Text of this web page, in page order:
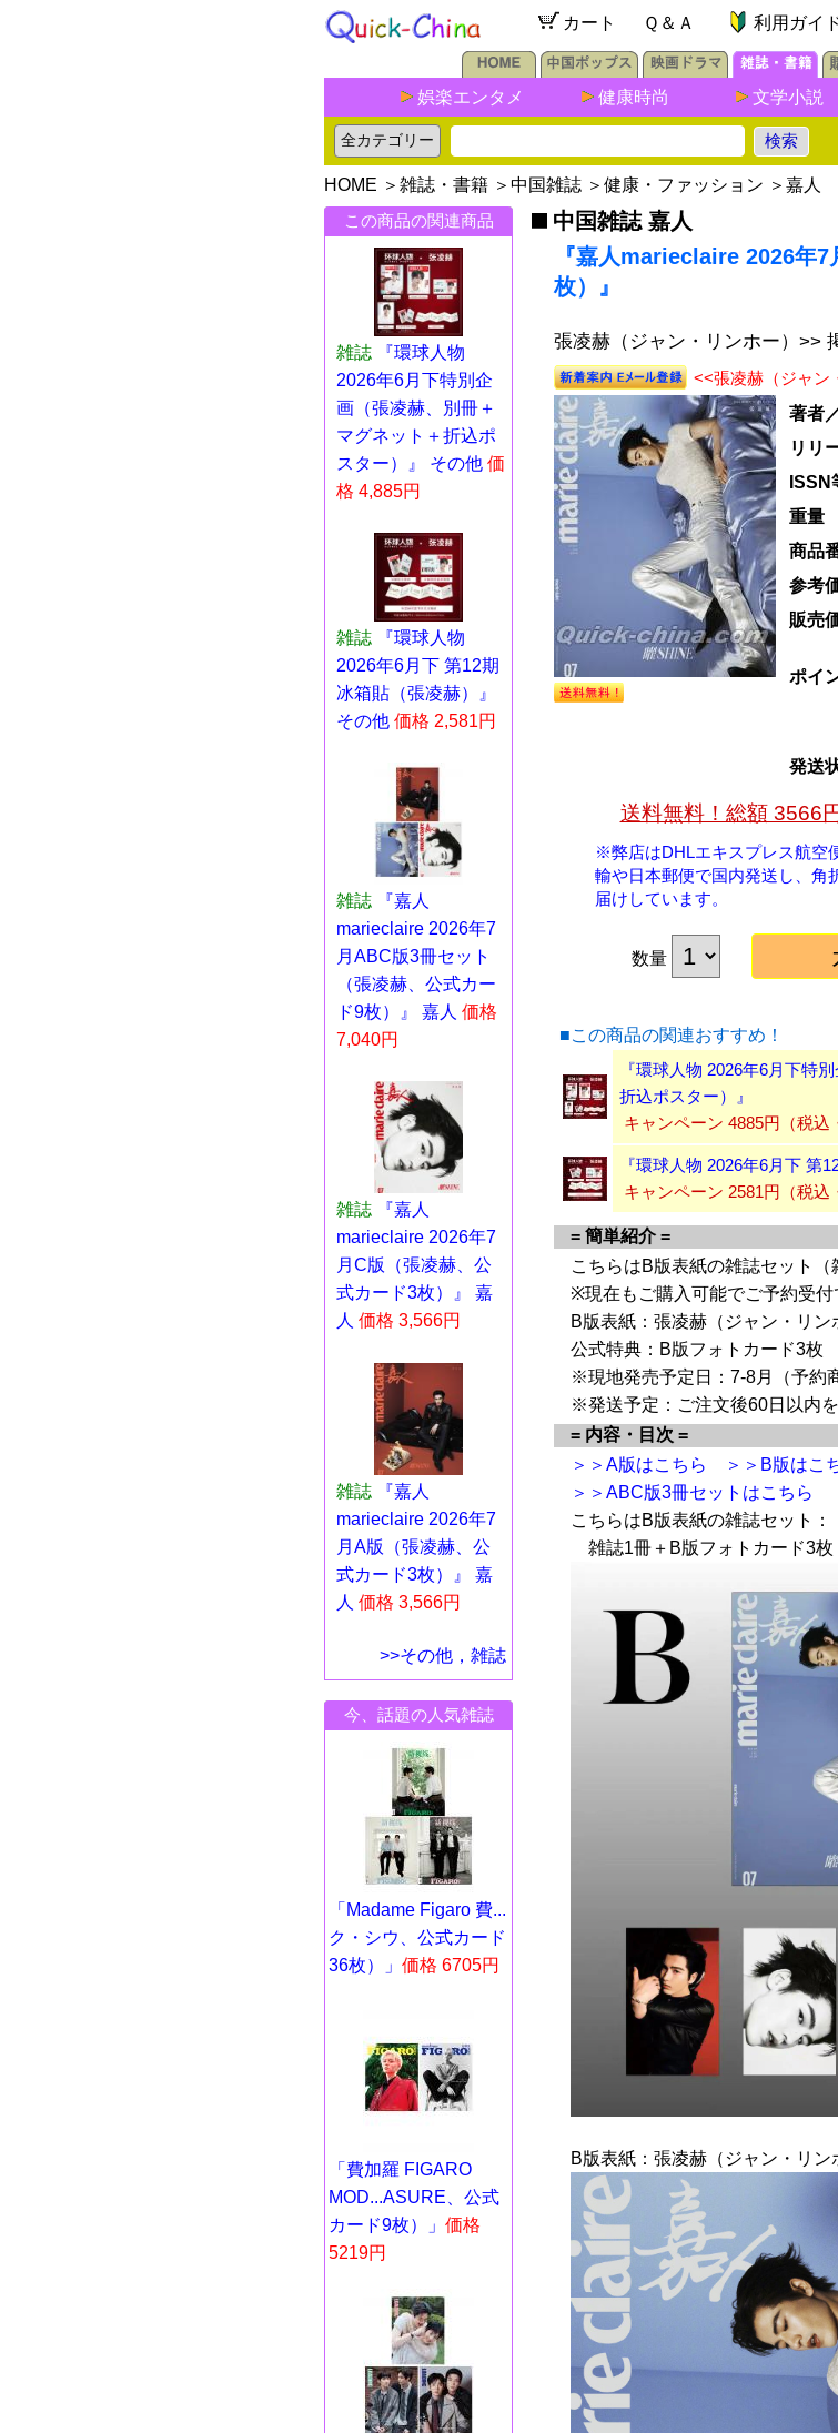
カート Ｑ＆Ａ 利用ガイ
娯楽エンタメ 健康時尚 文学小説
HOME ＞ 雑誌・書籍 ＞ 中国雑誌 ＞ 健康・ファッション ＞ 嘉人
この商品の関連商品
雑誌
『環球人物
2026年6月下特別企
画（張凌赫、別冊＋
マグネット＋折込ポ
スター）』 その他 価
格 4,885円
雑誌
『環球人物
2026年6月下 第12期
冰箱貼（張凌赫）』
その他 価格 2,581円
雑誌
『嘉人
marieclaire 2026年7
月ABC版3冊セット
（張凌赫、公式カー
ド9枚）』 嘉人 価格
7,040円
雑誌
『嘉人
marieclaire 2026年7
月C版（張凌赫、公
式カード3枚）』 嘉
人 価格 3,566円
雑誌
『嘉人
marieclaire 2026年7
月A版（張凌赫、公
式カード3枚）』 嘉
人 価格 3,566円
>>その他，雑誌
今、話題の人気雑誌
「Madame Figaro 費...
ク・シウ、公式カード
36枚）」 価格 6705円
「費加羅 FIGARO
MOD...ASURE、公式
カード9枚）」 価格
5219円
中国雑誌 嘉人
『嘉人marieclaire 2026年
枚）』
張凌赫（ジャン・リンホー）>>
<<張凌赫（ジャン
著者
リリ
ISSN
重量
商品
参考
販売
ポイ
発送
送料無料！総額 3566
※弊店はDHLエキスプレス航空
輸や日本郵便で国内発送し、角
届けしています。
数量
■この商品の関連おすすめ！
『環球人物 2026年6月下特
折込ポスター）』
キャンペーン 4885円（税込
『環球人物 2026年6月下 第
キャンペーン 2581円（税込
= 簡単紹介 =
こちらはB版表紙の雑誌セット（
※現在もご購入可能でご予約受付
B版表紙：張凌赫（ジャン・リン
公式特典：B版フォトカード3枚
※現地発売予定日：7-8月（予約
※発送予定：ご注文後60日以内
= 内容・目次 =
＞＞A版はこちら
＞＞B版はこ
＞＞ABC版3冊セットはこちら
こちらはB版表紙の雑誌セット：
雑誌1冊＋B版フォトカード3枚
B版表紙：張凌赫（ジャン・リン